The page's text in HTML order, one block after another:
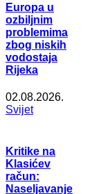
Europa u
ozbiljnim
problemima
zbog niskih
vodostaja
Rijeka
02.08.2026.
Svijet
Kritike na
Klasićev
račun:
Naseljavanje